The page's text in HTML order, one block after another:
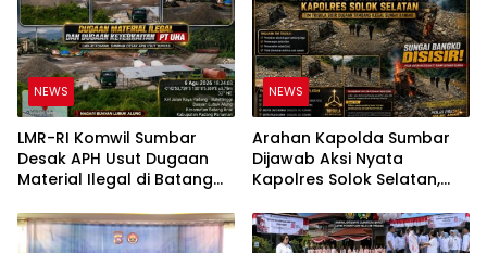
NEWS
LMR-RI Komwil Sumbar
Desak APH Usut Dugaan
Material Ilegal di Batang
PT UHA Diminta Diselidiki
Tuntas
NEWS
Arahan Kapolda Sumbar
Dijawab Aksi Nyata
Kapolres Solok Selatan,
Bukan Sekadar Slogan